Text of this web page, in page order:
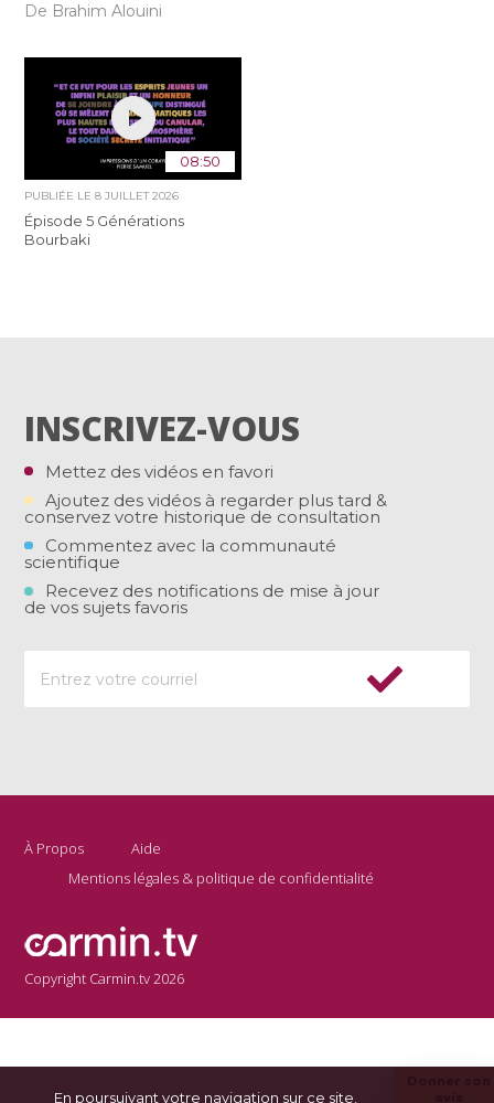
De Brahim Alouini
08:50
PUBLIÉE LE8 JUILLET 2026
Épisode 5 Générations
Bourbaki
INSCRIVEZ-VOUS
Mettez des vidéos en favori
Ajoutez des vidéos à regarder plus tard &
conservez votre historique de consultation
Commentez avec la communauté
scientifique
Recevez des notifications de mise à jour
de vos sujets favoris
À Propos
Aide
Mentions légales & politique de confidentialité
Copyright Carmin.tv 2026
En poursuivant votre navigation sur ce site,